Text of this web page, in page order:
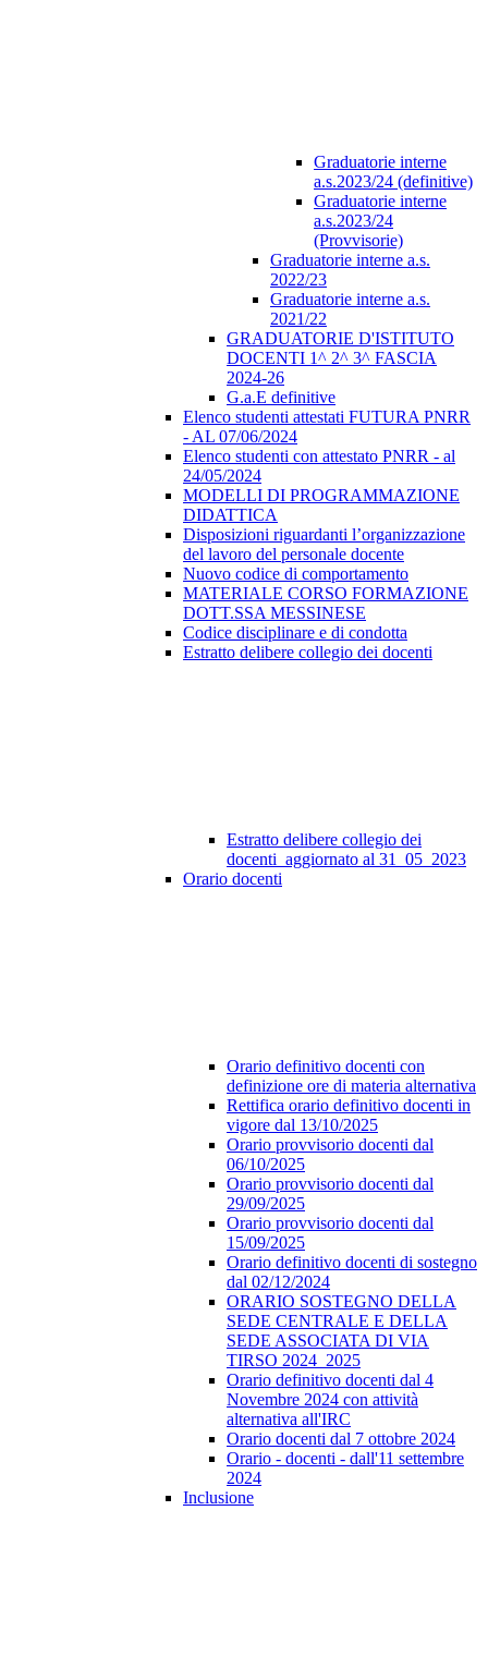
Graduatorie interne
a.s.2023/24 (definitive)
Graduatorie interne
a.s.2023/24
(Provvisorie)
Graduatorie interne a.s.
2022/23
Graduatorie interne a.s.
2021/22
GRADUATORIE D'ISTITUTO
DOCENTI 1^ 2^ 3^ FASCIA
2024-26
G.a.E definitive
Elenco studenti attestati FUTURA PNRR
- AL 07/06/2024
Elenco studenti con attestato PNRR - al
24/05/2024
MODELLI DI PROGRAMMAZIONE
DIDATTICA
Disposizioni riguardanti l’organizzazione
del lavoro del personale docente
Nuovo codice di comportamento
MATERIALE CORSO FORMAZIONE
DOTT.SSA MESSINESE
Codice disciplinare e di condotta
Estratto delibere collegio dei docenti
Estratto delibere collegio dei
docenti_aggiornato al 31_05_2023
Orario docenti
Orario definitivo docenti con
definizione ore di materia alternativa
Rettifica orario definitivo docenti in
vigore dal 13/10/2025
Orario provvisorio docenti dal
06/10/2025
Orario provvisorio docenti dal
29/09/2025
Orario provvisorio docenti dal
15/09/2025
Orario definitivo docenti di sostegno
dal 02/12/2024
ORARIO SOSTEGNO DELLA
SEDE CENTRALE E DELLA
SEDE ASSOCIATA DI VIA
TIRSO 2024_2025
Orario definitivo docenti dal 4
Novembre 2024 con attività
alternativa all'IRC
Orario docenti dal 7 ottobre 2024
Orario - docenti - dall'11 settembre
2024
Inclusione